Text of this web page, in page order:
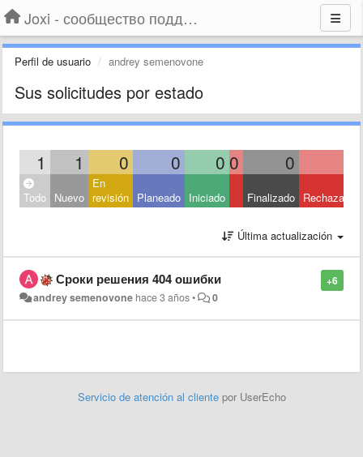
Joxi - сообщество поддержки
Perfil de usuario andrey semenovone
Sus solicitudes por estado
1 1 0 0 0 0 0
Todo Nuevo
En
revisión Planeado Iniciado Finalizado Rechazado
Última actualización
+6
Сроки решения 404 ошибки
andrey semenovone hace 3 años• 0
Servicio de atención al cliente por UserEcho